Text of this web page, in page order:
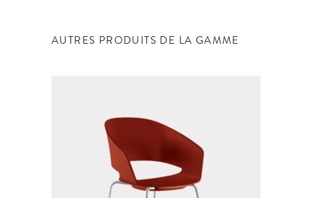
AUTRES PRODUITS DE LA GAMME